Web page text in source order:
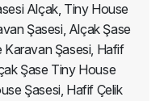
Alçak, Tiny House
Şasesi, Alçak Şase
Karavan Şasesi, Hafif
Şase Tiny House
Şasesi, Hafif Çelik